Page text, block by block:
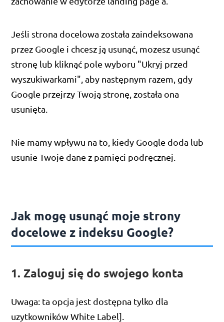
Jeśli strona docelowa została zaindeksowana
przez Google i chcesz ją usunąć, mozesz usunąć
stronę lub kliknąć pole wyboru "Ukryj przed
wyszukiwarkami", aby następnym razem, gdy
Google przejrzy Twoją stronę, została ona
usunięta.
Nie mamy wpływu na to, kiedy Google doda lub
usunie Twoje dane z pamięci podręcznej.
Jak mogę usunąć moje strony
docelowe z indeksu Google?
1. Zaloguj się do swojego konta
Uwaga: ta opcja jest dostępna tylko dla
uzytkowników White Label].